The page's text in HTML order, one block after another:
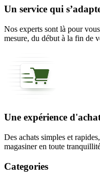
Un service qui
Nos experts sont là pour
mesure, du début à la fin de
Une expérience
Des achats simples et
magasiner en toute
Categories